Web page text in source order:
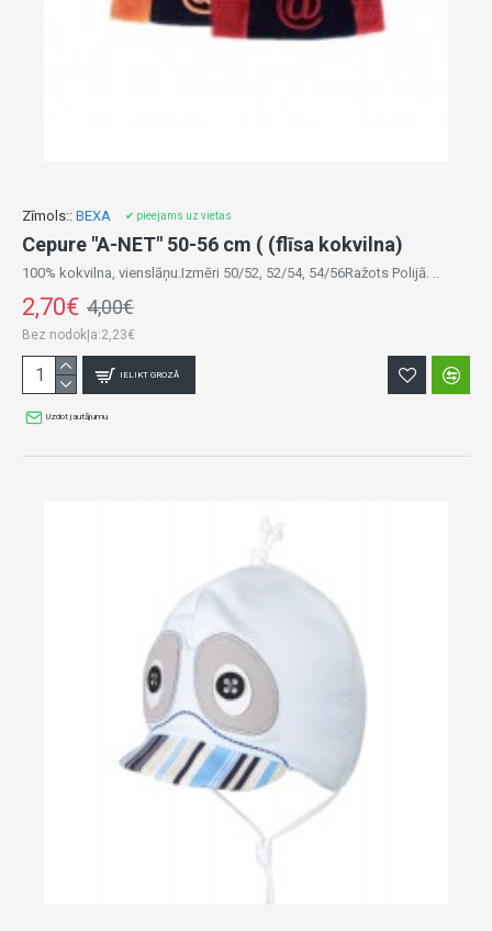
Zīmols:: BEXA ✔ pieejams uz vietas
Cepure "A-NET" 50-56 cm ( (flīsa kokvilna)
100% kokvilna, vienslāņu.Izmēri 50/52, 52/54, 54/56Ražots Polijā. ..
2,70€ 4,00€
Bez nodokļa:2,23€
IELIKT GROZĀ
Uzdot jautājumu